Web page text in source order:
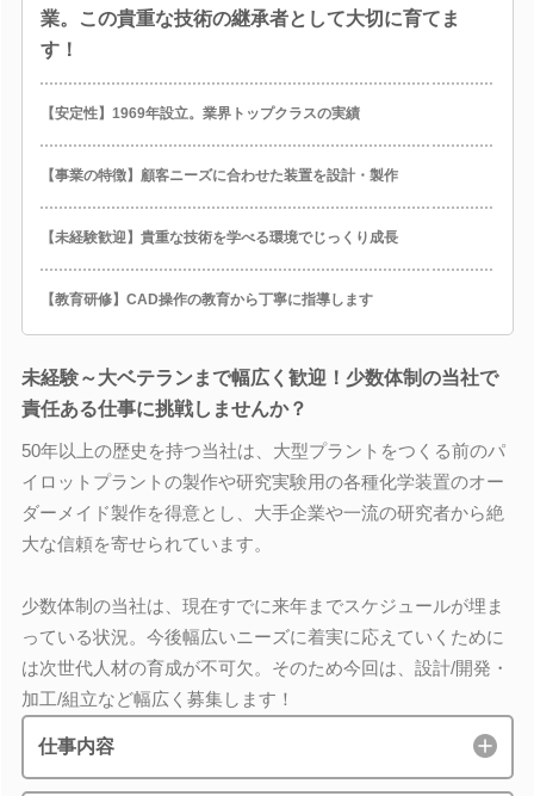
業。この貴重な技術の継承者として大切に育てま
す！
【安定性】1969年設立。業界トップクラスの実績
【事業の特徴】顧客ニーズに合わせた装置を設計・製作
【未経験歓迎】貴重な技術を学べる環境でじっくり成長
【教育研修】CAD操作の教育から丁寧に指導します
未経験～大ベテランまで幅広く歓迎！少数体制の当社で
責任ある仕事に挑戦しませんか？
50年以上の歴史を持つ当社は、大型プラントをつくる前のパ
イロットプラントの製作や研究実験用の各種化学装置のオー
ダーメイド製作を得意とし、大手企業や一流の研究者から絶
大な信頼を寄せられています。
少数体制の当社は、現在すでに来年までスケジュールが埋ま
っている状況。今後幅広いニーズに着実に応えていくために
は次世代人材の育成が不可欠。そのため今回は、設計/開発・
加工/組立など幅広く募集します！
仕事内容